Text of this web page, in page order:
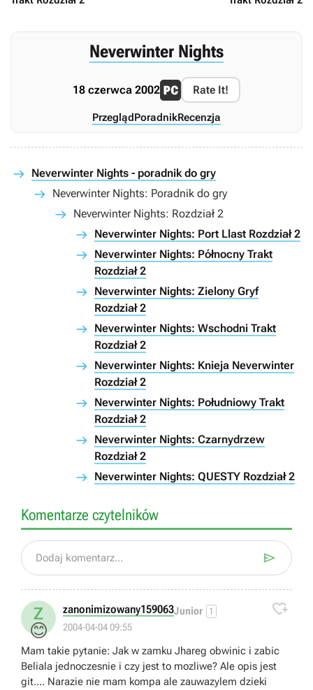
Neverwinter Nights
18 czerwca 2002 Rate It!
PrzeglądPoradnikRecenzja
Neverwinter Nights - poradnik do gry
Neverwinter Nights: Poradnik do gry
Neverwinter Nights: Rozdział 2
Neverwinter Nights: Port Llast Rozdział 2
Neverwinter Nights: Północny Trakt
Rozdział 2
Neverwinter Nights: Zielony Gryf
Rozdział 2
Neverwinter Nights: Wschodni Trakt
Rozdział 2
Neverwinter Nights: Knieja Neverwinter
Rozdział 2
Neverwinter Nights: Południowy Trakt
Rozdział 2
Neverwinter Nights: Czarnydrzew
Rozdział 2
Neverwinter Nights: QUESTY Rozdział 2
Komentarze czytelników
Dodaj komentarz... 
Z
😊
zanonimizowany159063Junior 1
2004-04-04 09:55

Mam takie pytanie: Jak w zamku Jhareg obwinic i zabic
Beliala jednoczesnie i czy jest to mozliwe? Ale opis jest
git.... Narazie nie mam kompa ale zauwazylem dzieki